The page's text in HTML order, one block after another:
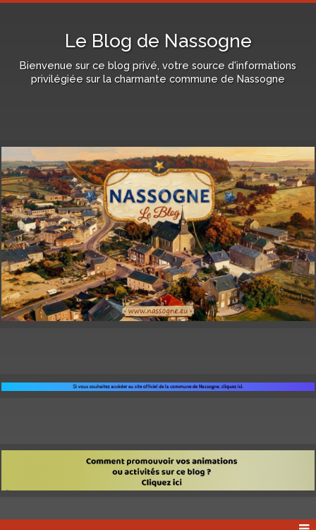
Le Blog de Nassogne
Bienvenue sur ce blog privé, votre source d'informations
privilégiée sur la charmante commune de Nassogne